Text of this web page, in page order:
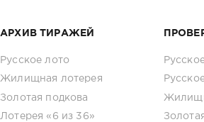
АРХИВ ТИРАЖЕЙ
Русское лото
Жилищная лотерея
Золотая подкова
Лотерея «6 из 36»